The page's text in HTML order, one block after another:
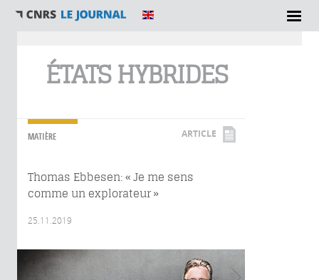
ÉTATS HYBRIDES
MATIÈRE ARTICLE
Thomas Ebbesen: « Je me sens
comme un explorateur »
25.11.2019